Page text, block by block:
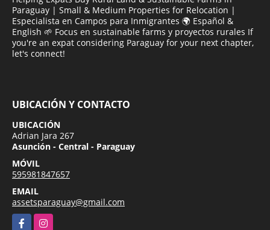
Paraguay | Small & Medium Properties for Relocation |
Especialista en Campos para Inmigrantes 🌍 Español &
English 🌱 Focus en sustainable farms y proyectos rurales If
you're an expat considering Paraguay for your next chapter,
let's connect!
UBICACIÓN Y CONTACTO
UBICACIÓN
Adrian Jara 267
Asunción - Central - Paraguay
MÓVIL
595981847657
EMAIL
assetsparaguay@gmail.com
FacebookInstagram